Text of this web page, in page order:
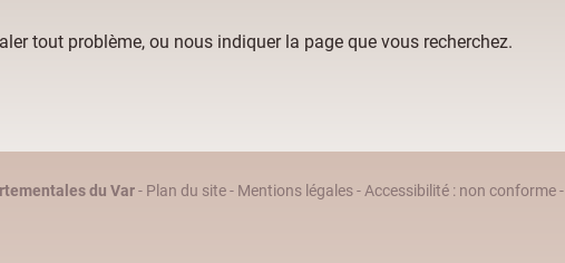
tout problème, ou nous indiquer la page que vous recherchez.
du Var- Plan du site- Mentions légales-Accessibilité : non conforme-